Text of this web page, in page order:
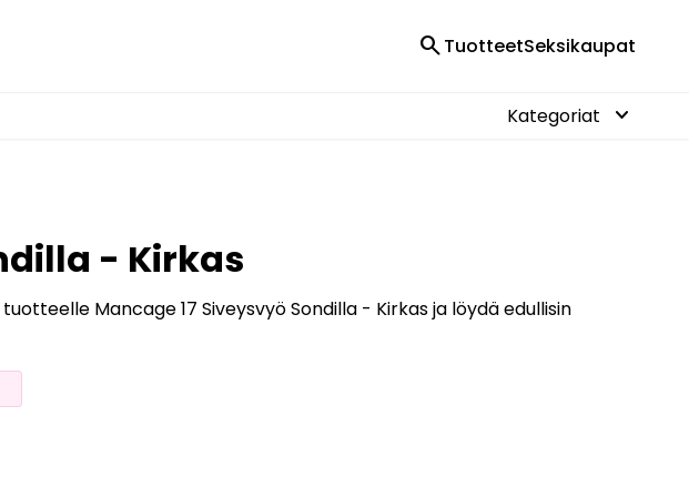
searchTuotteetSeksikaupat
Kategoriat keyboard_arrow_down
- Kirkas
Mancage 17 Siveysvyö Sondilla - Kirkas ja löydä edullisin